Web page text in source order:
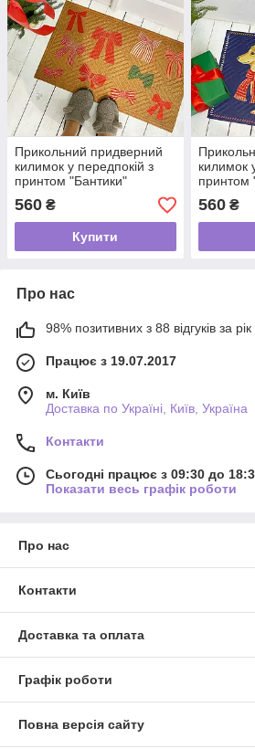
Прикольний придверний
килимок у передпокій з
принтом "Бантики"
560 ₴
Купити
килимок
принтом
560₴
Про нас
98% позитивних з 88 відгуків за рік
Працює з 19.07.2017
м. Київ
Доставка по Україні, Київ, Україна
Контакти
Сьогодні працює з 09:30 до
Показати весь графік роботи
Про нас
Контакти
Доставка та оплата
Графік роботи
Повна версія сайту